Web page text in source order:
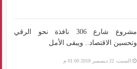
مشروع شارع 306 نافذة نحو الرقي
وتحسين الاقتصاد.. ويبقى الأمل
السبت، 22 ديسمبر 2018 01:00 م